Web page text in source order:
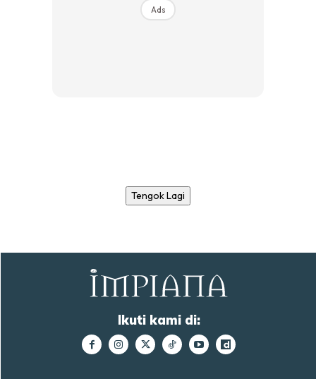
Ads
Tengok Lagi
Ikuti kami di: